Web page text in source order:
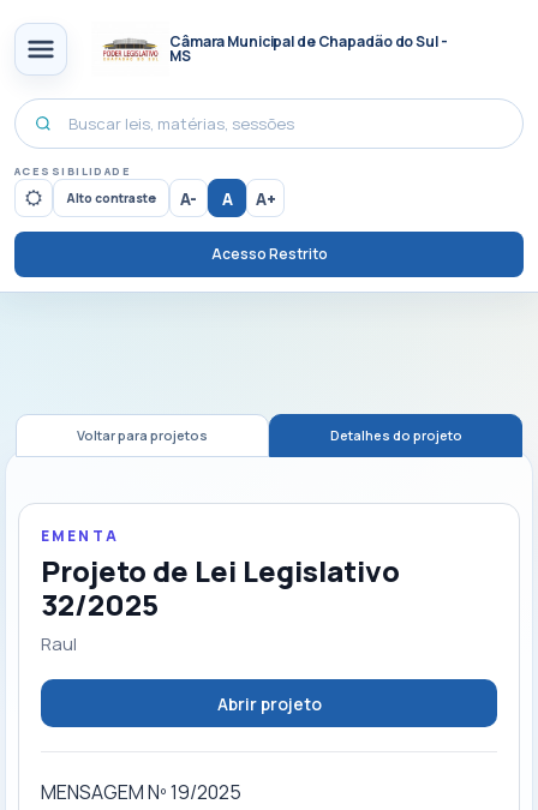
Câmara Municipal de Chapadão do Sul -
MS
ACESSIBILIDADE
Alto contraste A- A A+
Acesso Restrito
Voltar para projetos Detalhes do projeto
EMENTA
Projeto de Lei Legislativo
32/2025
Raul
Abrir projeto
MENSAGEM Nº 19/2025